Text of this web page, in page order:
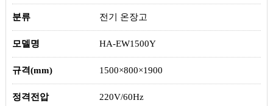
분류 전기 온장고
모델명 HA-EW1500Y
규격(mm) 1500×800×1900
정격전압 220V/60Hz